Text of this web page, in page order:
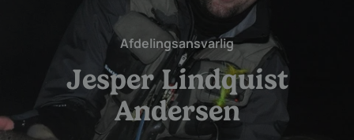
Afdelingsansvarlig
Jesper Lindquist
Andersen